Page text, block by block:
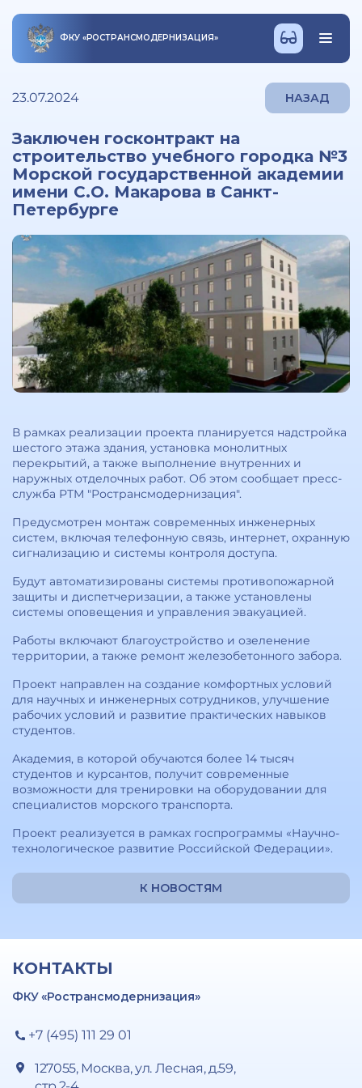
ФКУ «РОСТРАНСМОДЕРНИЗАЦИЯ»
23.07.2024 НАЗАД
Заключен госконтракт на
строительство учебного городка №3
Морской государственной академии
имени С.О. Макарова в Санкт-
Петербурге
В рамках реализации проекта планируется надстройка
шестого этажа здания, установка монолитных
перекрытий, а также выполнение внутренних и
наружных отделочных работ. Об этом сообщает пресс-
служба РТМ "Ространсмодернизация".
Предусмотрен монтаж современных инженерных
систем, включая телефонную связь, интернет, охранную
сигнализацию и системы контроля доступа.
Будут автоматизированы системы противопожарной
защиты и диспетчеризации, а также установлены
системы оповещения и управления эвакуацией.
Работы включают благоустройство и озеленение
территории, а также ремонт железобетонного забора.
Проект направлен на создание комфортных условий
для научных и инженерных сотрудников, улучшение
рабочих условий и развитие практических навыков
студентов.
Академия, в которой обучаются более 14 тысяч
студентов и курсантов, получит современные
возможности для тренировки на оборудовании для
специалистов морского транспорта.
Проект реализуется в рамках госпрограммы «Научно-
технологическое развитие Российской Федерации».
К НОВОСТЯМ
КОНТАКТЫ
ФКУ «Ространсмодернизация»
+7 (495) 111 29 01
127055, Москва, ул. Лесная, д.59,